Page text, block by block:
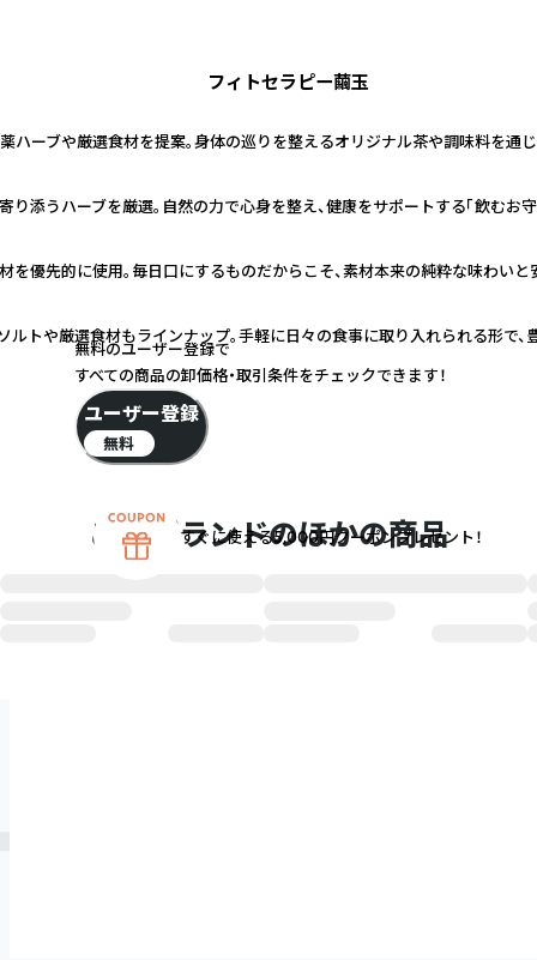
フィトセラピー繭玉
ハーブや厳選食材を提案。身体の巡りを整えるオリジナル茶や調味料を通
添うハーブを厳選。自然の力で心身を整え、健康をサポートする「飲むお
を優先的に使用。毎日口にするものだからこそ、素材本来の純粋な味わい
ルトや厳選食材もラインナップ。手軽に日々の食事に取り入れられる形で
このブランドのほかの商品
無料のユーザー登録で
すべての商品の卸価格・取引条件をチェックできます！
ユーザー登録
無料
すぐに使える5,000円クーポンプレゼント！